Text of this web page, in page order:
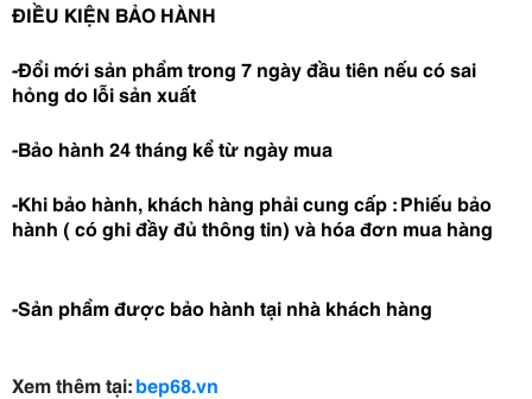
ĐIỀU KIỆN BẢO HÀNH
-Đổi mới sản phẩm trong 7 ngày đầu tiên nếu có sai
hỏng do lỗi sản xuất
-Bảo hành 24 tháng kể từ ngày mua
-Khi bảo hành, khách hàng phải cung cấp : Phiếu bảo
hành ( có ghi đầy đủ thông tin) và hóa đơn mua hàng
-Sản phẩm được bảo hành tại nhà khách hàng
Xem thêm tại:bep68.vn